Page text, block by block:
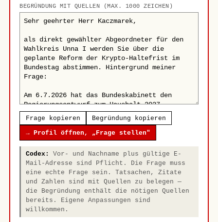
BEGRÜNDUNG MIT QUELLEN (MAX. 1000 ZEICHEN)
Frage kopieren Begründung kopieren
→ Profil öffnen, „Frage stellen"
Codex:
Vor- und Nachname plus gültige E-
Mail-Adresse sind Pflicht. Die Frage muss
eine echte Frage sein. Tatsachen, Zitate
und Zahlen sind mit Quellen zu belegen —
die Begründung enthält die nötigen Quellen
bereits. Eigene Anpassungen sind
willkommen.